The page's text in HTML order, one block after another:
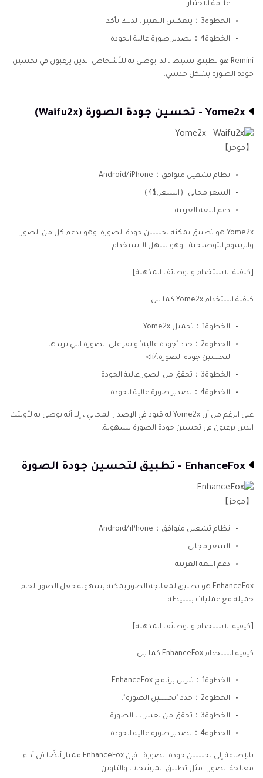
علامة الاختيار
الخطوة3：ينعكس التغيير ، لذلك تأكد
الخطوة4：تصدير صورة عالية الجودة
Remini هو تطبيق بسيط ، لذا يوصى به للأشخاص الذين يرغبون في تحسين
جودة الصورة بشكل حدسي.
Yome2x - تحسين جودة الصورة (Waifu2x)
【موجز】
نظام تشغيل متوافق：Android/iPhone
السعر:مجاني（السعر:$4）
دعم اللغة العربية
Yome2x هو تطبيق يمكنه تحسين جودة الصورة. وهو يدعم كل من الصور
والرسوم التوضيحية ، وهو سهل الاستخدام.
[كيفية الاستخدام والوظائف المذهلة]
كيفية استخدام Yome2x كما يلي.
الخطوة1：تحميل Yome2x
الخطوة2：حدد "جودة عالية" وانقر على الصورة التي تريدها
لتحسين جودة الصورة./li>
الخطوة3：تحقق من الصور عالية الجودة
الخطوة4：تصدير صورة عالية الجودة
على الرغم من أن Yome2x له قيود في الإصدار المجاني ، إلا أنه يوصى به لأولئك
الذين يرغبون في تحسين جودة الصورة بسهولة.
EnhanceFox - تطبيق لتحسين جودة الصورة
【موجز】
نظام تشغيل متوافق：Android/iPhone
السعر:مجاني
دعم اللغة العربية
EnhanceFox هو تطبيق لمعالجة الصور يمكنه بسهولة جعل الصور الخام
جميلة مع عمليات بسيطة.
[كيفية الاستخدام والوظائف المذهلة]
كيفية استخدام EnhanceFox كما يلي.
الخطوة1：تنزيل برنامج EnhanceFox
الخطوة2：حدد "تحسين الصورة".
الخطوة3：تحقق من تغييرات الصورة
الخطوة4：تصدير صورة عالية الجودة
بالإضافة إلى تحسين جودة الصورة ، فإن EnhanceFox ممتاز أيضًا في أداء
معالجة الصور ، مثل تطبيق المرشحات والتلوين.